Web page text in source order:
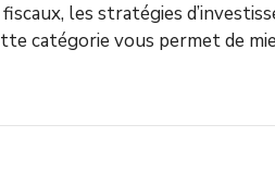
les stratégies
catégorie vous permet de